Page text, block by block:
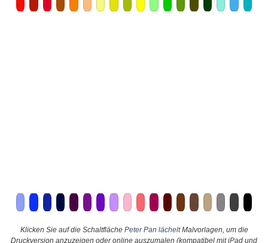
Klicken Sie auf die Schaltfläche Peter Pan lächeltMalvorlagen, um die
Druckversion anzuzeigen oder online auszumalen (kompatibel mit iPad und